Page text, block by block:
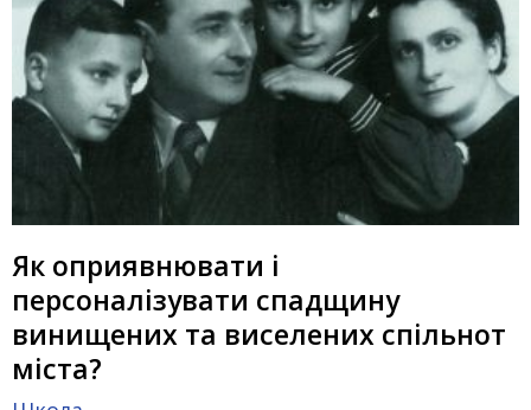
Як оприявнювати і
персоналізувати спадщину
винищених та виселених спільнот
міста?